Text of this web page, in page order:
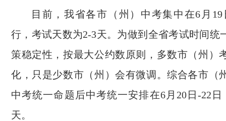
目前，我省各市（州）中考集中在6月19
行，考试天数为2-3天。为做到全省考试时间统
策稳定性，按最大公约数原则，多数市（州）
化，只是少数市（州）会有微调。综合各市（
中考统一命题后中考统一安排在6月20日-22
天。